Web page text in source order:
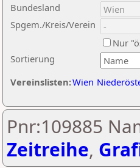
Sortierung
Bundesland
Spgem./Kreis/Verein
Nur
Vereinslisten:Wien
Pnr:109885
Zeitreihe,